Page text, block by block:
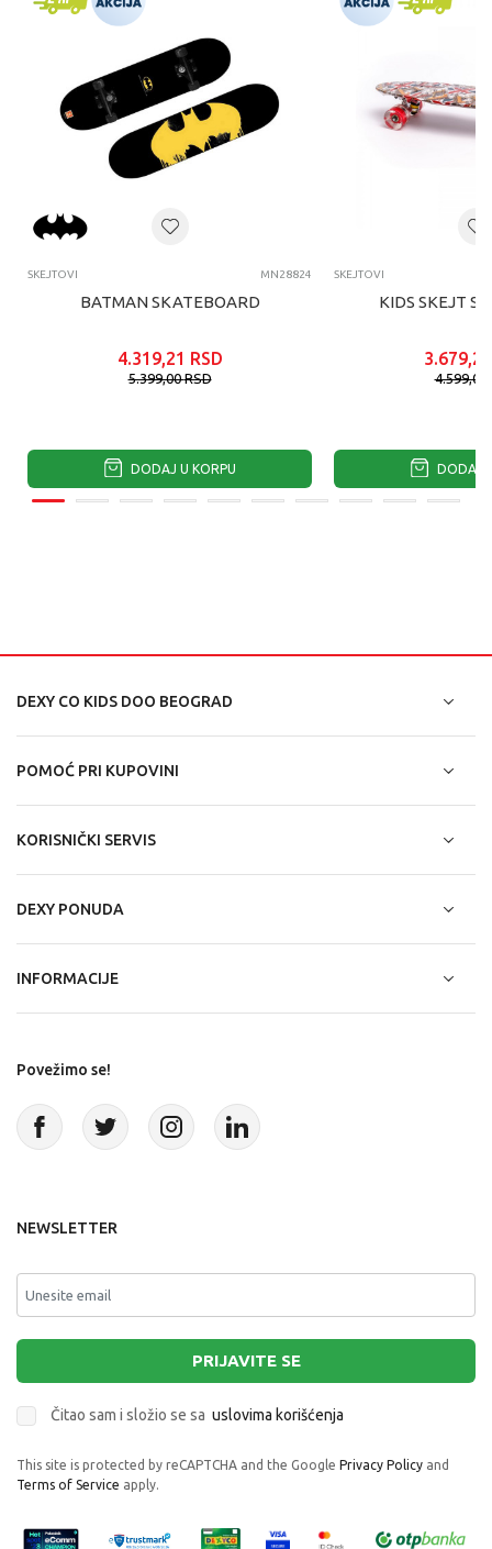
SKEJTOVI MN28824
BATMAN SKATEBOARD
4.319,21 RSD
5.399,00RSD
DODAJ U KORPU
SKEJTOVI
KIDS SKEJT
3.679,20
4.599,00
DODAJ
DEXY CO KIDS DOO BEOGRAD
POMOĆ PRI KUPOVINI
KORISNIČKI SERVIS
DEXY PONUDA
INFORMACIJE
Povežimo se!
NEWSLETTER
PRIJAVITE SE
Čitao sam i složio se sa uslovima korišćenja
This site is protected by reCAPTCHA and the Google Privacy Policy and
Terms of Service apply.